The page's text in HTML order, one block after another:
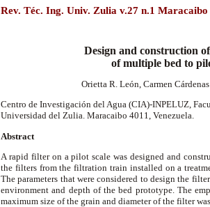
Rev. Téc. Ing. Univ. Zulia v.27 n.1
Design and construction
of multiple bed to
Orietta R. León, Carmen
Centro de Investigación del Agua (CIA)-INPELUZ,
Universidad del Zulia. Maracaibo 4011, Venezuela.
Abstract
A rapid filter on a pilot scale was designed and
the filters from the filtration train installed on a
The parameters that were considered to design the
environment and depth of the bed prototype. The
maximum size of the grain and diameter of the filter